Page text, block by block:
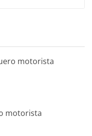
motorista
motorista